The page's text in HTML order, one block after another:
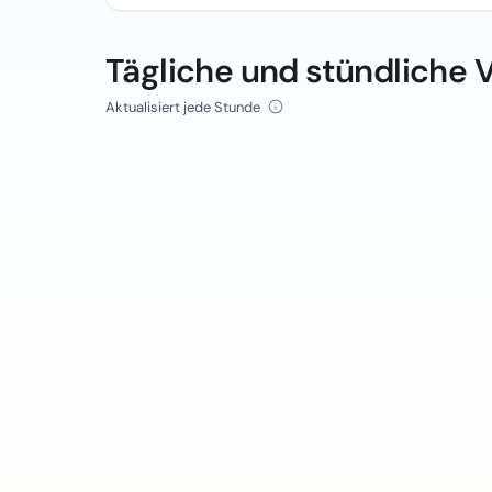
Tägliche und stündliche
Aktualisiert jede Stunde